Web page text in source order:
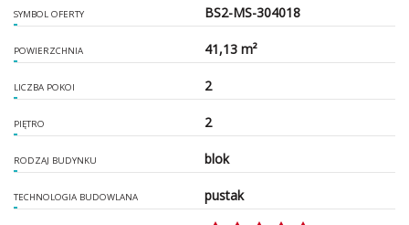
SYMBOL OFERTY BS2-MS-304018
POWIERZCHNIA 41,13 m²
LICZBA POKOI 2
PIĘTRO 2
RODZAJ BUDYNKU blok
TECHNOLOGIA BUDOWLANA pustak